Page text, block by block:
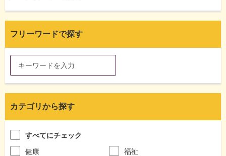
フリーワードで探す
カテゴリから探す
すべてにチェック
健康
福祉